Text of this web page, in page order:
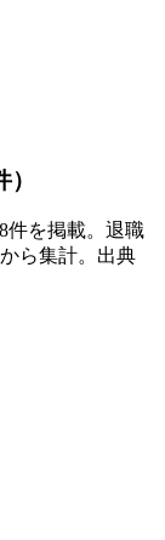
件を掲載。退職
ら集計。出典